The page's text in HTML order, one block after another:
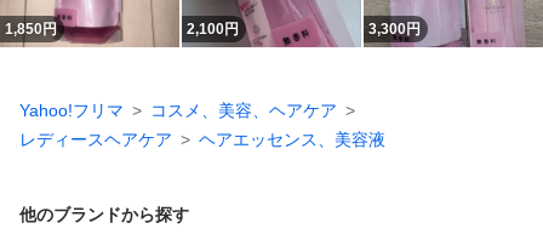
1,850円 2,100円 3,300円
Yahoo!フリマ
コスメ、美容、ヘアケア
レディースヘアケア
ヘアエッセンス、美容液
他のブランドから探す